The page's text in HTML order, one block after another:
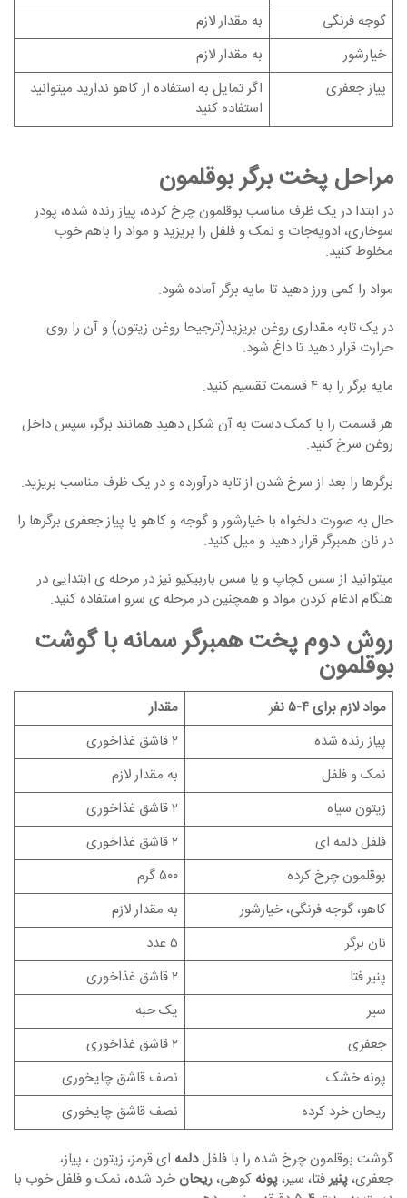
گوجه فرنگی
به مقدار لازم
خیارشور
به مقدار لازم
پیاز جعفری
اگر تمایل به استفاده از کاهو ندارید میتوانید
استفاده کنید
مراحل پخت برگر بوقلمون
در ابتدا در یک ظرف مناسب بوقلمون چرخ کرده، پیاز رنده شده، پودر
سوخاری، ادویه‌جات و نمک و فلفل را بریزید و مواد را باهم خوب
مخلوط کنید.
مواد را کمی ورز دهید تا مایه برگر آماده شود.
در یک تابه مقداری روغن بریزید(ترجیحا روغن زیتون) و آن را روی
حرارت قرار دهید تا داغ شود.
مایه برگر را به ۴ قسمت تقسیم کنید.
هر قسمت را با کمک دست به آن شکل دهید همانند برگر، سپس داخل
روغن سرخ کنید.
برگرها را بعد از سرخ شدن از تابه درآورده و در یک ظرف مناسب بریزید.
حال به صورت دلخواه با خیارشور و گوجه و کاهو یا پیاز جعفری برگرها را
در نان همبرگر قرار دهید و میل کنید.
میتوانید از سس کچاپ و یا سس باربیکیو نیز در مرحله ی ابتدایی در
هنگام ادغام کردن مواد و همچنین در مرحله ی سرو استفاده کنید.
روش دوم پخت همبرگر سمانه با گوشت
بوقلمون
مواد لازم برای ۴-۵ نف ر
مقدار
پیاز رنده شده
۲ قاشق غذاخوری
نمک و فلفل
به مقدار لازم
زیتون سیاه
۲ قاشق غذاخوری
فلفل دلمه ای
۲ قاشق غذاخوری
بوقلمون چرخ کرده
۵۰۰ گرم
کاهو، گوجه فرنگی، خیارشور
به مقدار لازم
نان برگر
۵ عدد
پنیر فتا
۲ قاشق غذاخوری
سیر
یک حبه
جعفری
۲ قاشق غذاخوری
پونه خشک
نصف قاشق چایخوری
ریحان خرد کرده
نصف قاشق چایخوری
گوشت بوقلمون چرخ شده را با فلفلدلمه ای قرمز، زیتون ، پیاز،
جعفری،پنیرفتا، سیر،پونه کوهی،ریحانخرد شده، نمک و فلفل خوب با